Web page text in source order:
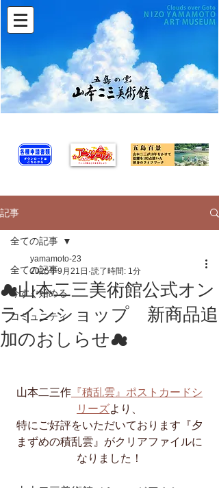
記事
全ての記事
今すぐ始める
コミュニティ
全ての記事
☁山本二三美術館公式オン
ラインショップ​ 新商品追
加のおしらせ☁
yamamoto-23
2025年9月21日 読了時間: 1分
山本二三作 『積乱雲』ポストカードシ
リーズより、
特にご好評をいただいております『夕
まずめの積乱雲』がクリアファイルに
なりました！